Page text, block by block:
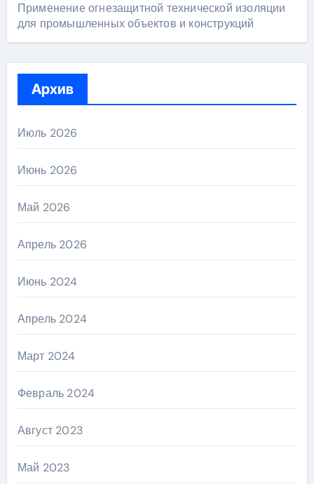
Применение огнезащитной технической изоляции
для промышленных объектов и конструкций
Архив
Июль 2026
Июнь 2026
Май 2026
Апрель 2026
Июнь 2024
Апрель 2024
Март 2024
Февраль 2024
Август 2023
Май 2023